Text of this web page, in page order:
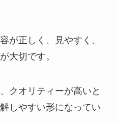
が正しく、見やすく、
大切です。
クオリティーが高いと
しやすい形になってい